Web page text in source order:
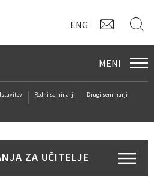
ENG
MENI
Redni seminarji
Drugi seminarji
ZA UČITELJE